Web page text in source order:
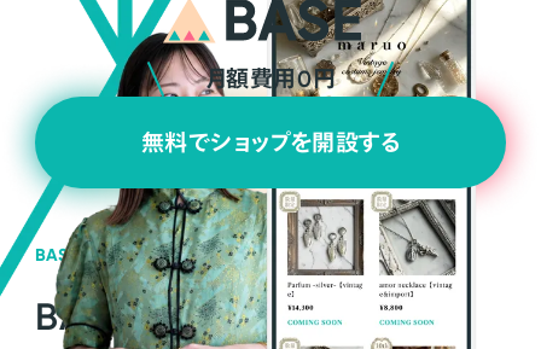
月額費用0円
無料でショップを開設する
BASEの強み
BASEが強い3つの理由